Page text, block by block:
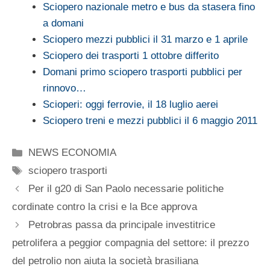
Sciopero nazionale metro e bus da stasera fino
a domani
Sciopero mezzi pubblici il 31 marzo e 1 aprile
Sciopero dei trasporti 1 ottobre differito
Domani primo sciopero trasporti pubblici per
rinnovo…
Scioperi: oggi ferrovie, il 18 luglio aerei
Sciopero treni e mezzi pubblici il 6 maggio 2011
Categorie
NEWS ECONOMIA
Tag
sciopero trasporti
Per il g20 di San Paolo necessarie politiche
cordinate contro la crisi e la Bce approva
Petrobras passa da principale investitrice
petrolifera a peggior compagnia del settore: il prezzo
del petrolio non aiuta la società brasiliana